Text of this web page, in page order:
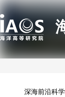
深海前沿科